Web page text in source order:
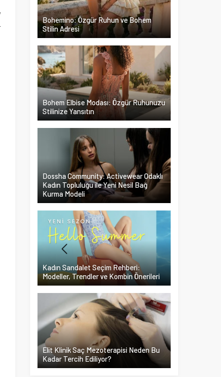
Bohemino: Özgür Ruhun ve Bohem
Stilin Adresi
Bohem Elbise Modası: Özgür Ruhunuzu
Stilinize Yansıtın
Dossha Community: Activewear Odaklı
Kadın Topluluğu ile Yeni Nesil Bağ
Kurma Modeli
Kadın Sandalet Seçim Rehberi:
Modeller, Trendler ve Kombin Önerileri
Elit Klinik Saç Mezoterapisi Neden Bu
Kadar Tercih Ediliyor?